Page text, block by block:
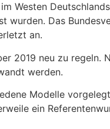
Westen
Das
an.
2019 neu zu
werden.
Modelle
ein